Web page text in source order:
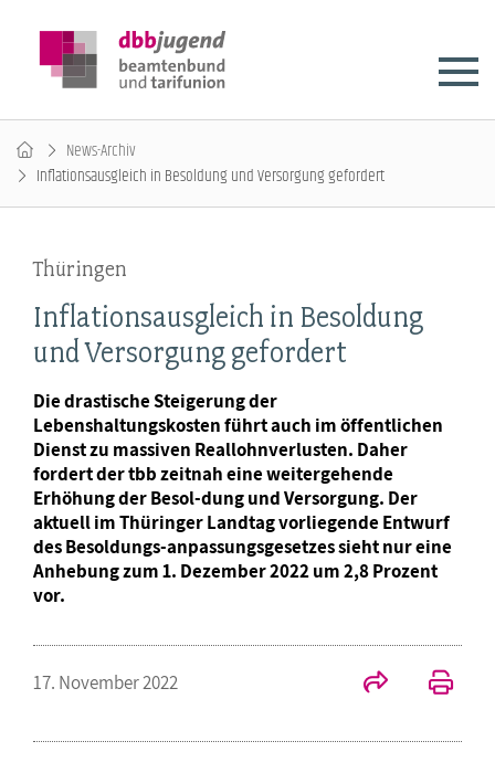
News-Archiv
Inflationsausgleich in Besoldung und Versorgung gefordert
Thüringen
Inflationsausgleich in Besoldung
und Versorgung gefordert
Die drastische Steigerung der
Lebenshaltungskosten führt auch im öffentlichen
Dienst zu massiven Reallohnverlusten. Daher
fordert der tbb zeitnah eine weitergehende
Erhöhung der Besol-dung und Versorgung. Der
aktuell im Thüringer Landtag vorliegende Entwurf
des Besoldungs-anpassungsgesetzes sieht nur eine
Anhebung zum 1. Dezember 2022 um 2,8 Prozent
vor.
17. November 2022